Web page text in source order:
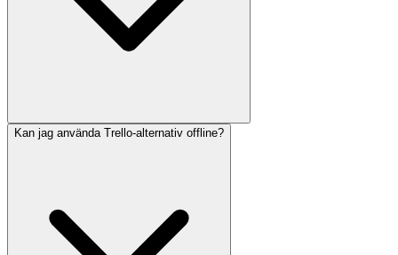
Kan jag använda Trello-alternativ offline?